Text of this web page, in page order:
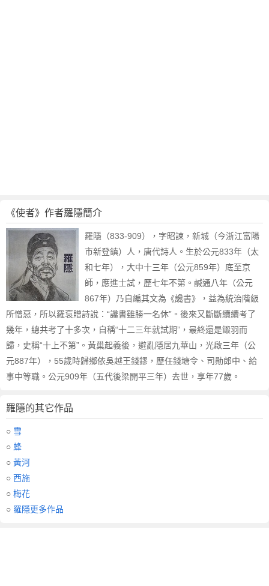
《使者》作者羅隱簡介
羅隱（833-909），字昭諫，新城（今浙江富陽
市新登鎮）人，唐代詩人。生於公元833年（太
和七年），大中十三年（公元859年）底至京
師，應進士試，歷七年不第。鹹通八年（公元
867年）乃自編其文為《讒書》，益為統治階級
所憎惡，所以羅袞贈詩說：“讒書雖勝一名休”。後來又斷斷續續考了
幾年，總共考了十多次，自稱“十二三年就試期”，最終還是鎩羽而
歸，史稱“十上不第”。黃巢起義後，避亂隱居九華山，光啟三年（公
元887年），55歲時歸鄉依吳越王錢鏐，歷任錢塘令、司勛郎中、給
事中等職。公元909年（五代後梁開平三年）去世，享年77歲。
羅隱的其它作品
○ 雪
○ 蜂
○ 黃河
○ 西施
○ 梅花
○ 羅隱更多作品